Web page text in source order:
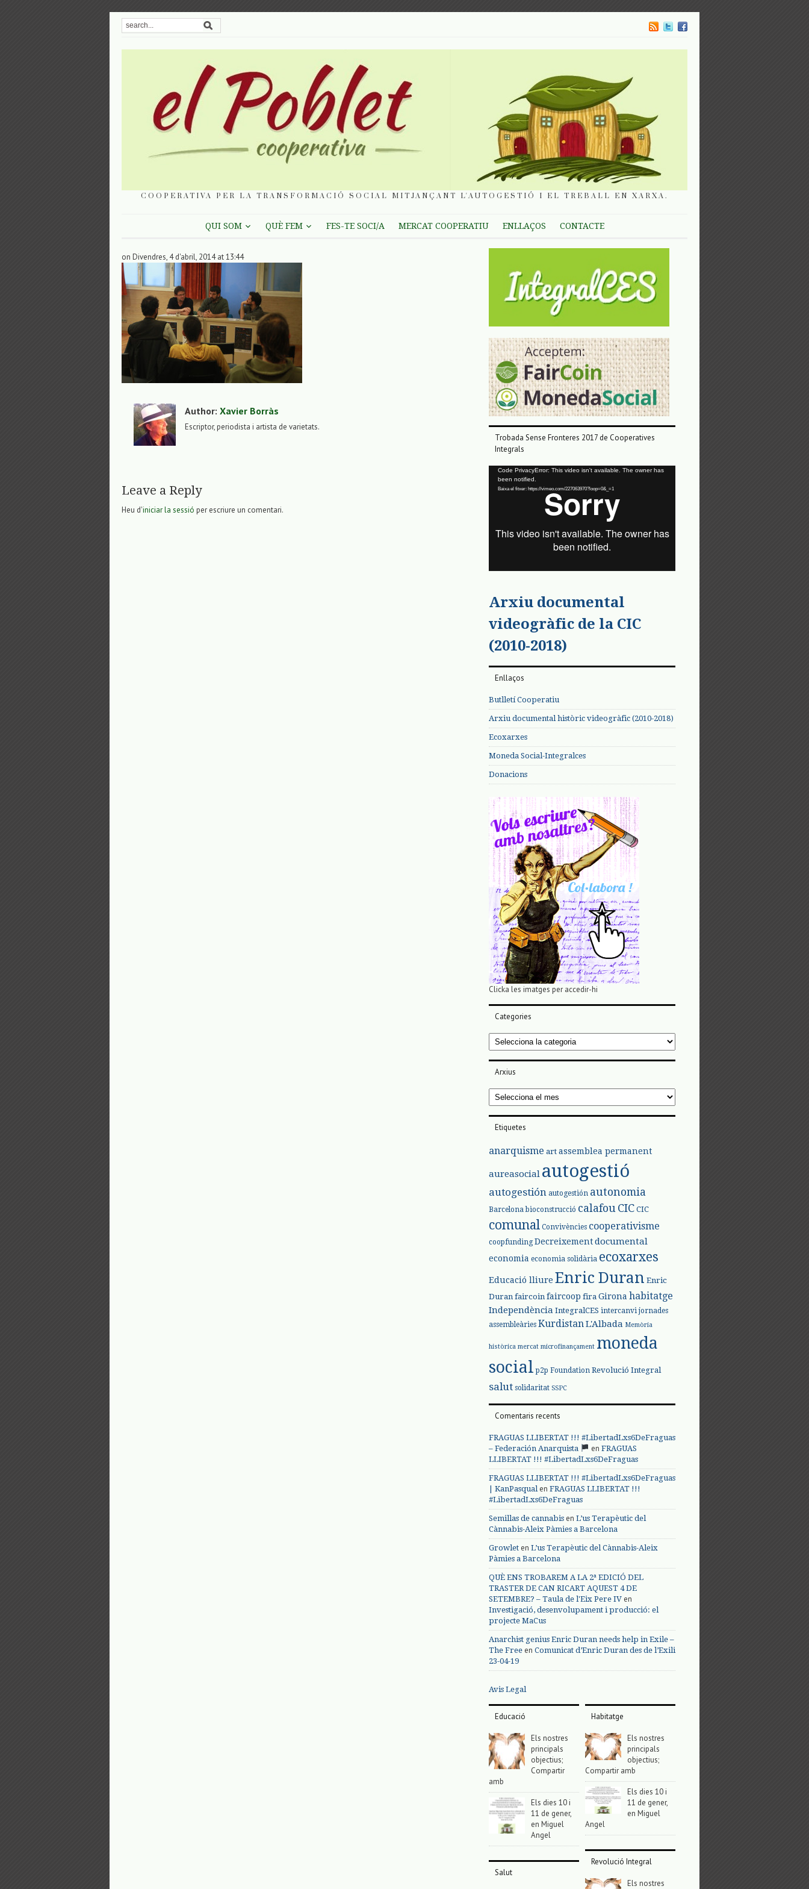
COOPERATIVA PER LA TRANSFORMACIÓ SOCIAL MITJANÇANT L'AUTOGESTIÓ I EL TREBALL EN XARXA.
QUI SOM QUÈ FEM FES-TE SOCI/A MERCAT COOPERATIU ENLLAÇOS CONTACTE
on Divendres, 4 d'abril, 2014 at 13:44
Author: Xavier Borràs
Escriptor, periodista i artista de varietats.
Leave a Reply
Heu d'iniciar la sessió per escriure un comentari.
Trobada Sense Fronteres 2017 de Cooperatives
Integrals
Reproductor
vídeo
Code PrivacyError: This video isn't available. The owner has
been notified.
Baixa el fitxer: https://vimeo.com/227063970?loop=0&_=1
Arxiu documental
videogràfic de la CIC
(2010-2018)
Enllaços
Butlletí Cooperatiu
Arxiu documental històric videogràfic (2010-2018)
Ecoxarxes
Moneda Social-Integralces
Donacions
Clicka les imatges per accedir-hi
Categories
Categories
Arxius
Arxius
Etiquetes
anarquisme art assemblea permanent
aureasocial autogestió
autogestión autogestión autonomia
Barcelona bioconstrucció calafou CIC CIC
comunal Convivències cooperativisme
coopfunding Decreixementdocumental
economia economia solidària ecoxarxes
Educació lliure Enric Duran Enric
Duran faircoin faircoop fira Girona habitatge
Independència IntegralCES intercanvi jornades
assembleàries Kurdistan L'Albada Memòria
històrica mercat microfinançament moneda
social p2p Foundation Revolució Integral
salut solidaritat SSPC
Comentaris recents
FRAGUAS LLIBERTAT !!! #LibertadLxs6DeFraguas
– Federación Anarquista
en FRAGUAS
LLIBERTAT !!! #LibertadLxs6DeFraguas
FRAGUAS LLIBERTAT !!! #LibertadLxs6DeFraguas
| KanPasqualen FRAGUAS LLIBERTAT !!!
#LibertadLxs6DeFraguas
Semillas de cannabis en L’us Terapèutic del
Cànnabis-Aleix Pàmies a Barcelona
Growlet en L’us Terapèutic del Cànnabis-Aleix
Pàmies a Barcelona
QUÈ ENS TROBAREM A LA 2ª EDICIÓ DEL
TRASTER DE CAN RICART AQUEST 4 DE
SETEMBRE? – Taula de l'Eix Pere IV en
Investigació, desenvolupament i producció: el
projecte MaCus
Anarchist genius Enric Duran needs help in Exile –
The Free en Comunicat d’Enric Duran des de l’Exili
23-04-19
Avis Legal
Educació
Els nostres
principals
objectius;
Compartir
amb
Els dies 10 i
11 de gener,
en Miguel
Angel
Salut
Habitatge
Els nostres
principals
objectius;
Compartir amb
Els dies 10 i
11 de gener,
en Miguel
Angel
Revolució Integral
Els nostres